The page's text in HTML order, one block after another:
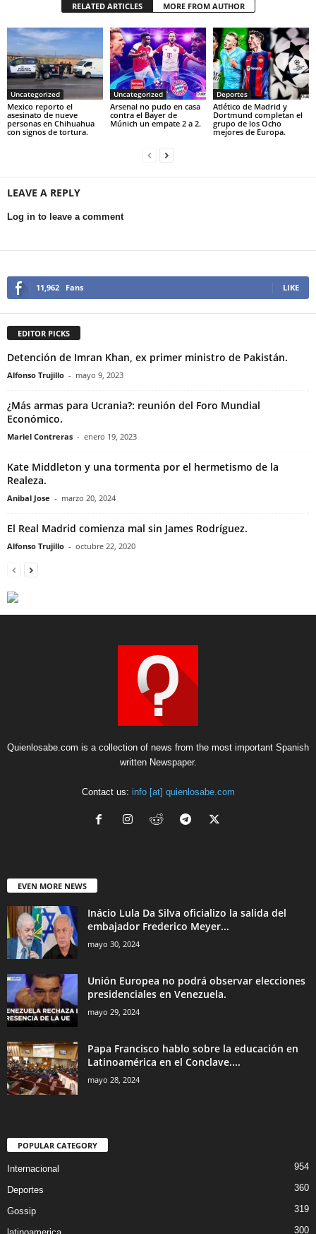
RELATED ARTICLES MORE FROM AUTHOR
Uncategorized
Mexico reporto el
asesinato de nueve
personas en Chihuahua
con signos de tortura.
Uncategorized
Arsenal no pudo en casa
contra el Bayer de
Múnich un empate 2 a 2.
Deportes
Atlético de Madrid y
Dortmund completan el
grupo de los Ocho
mejores de Europa.
LEAVE A REPLY
Log in to leave a comment
11,962 Fans LIKE
EDITOR PICKS
Detención de Imran Khan, ex primer ministro de Pakistán.
Alfonso Trujillo - mayo 9, 2023
¿Más armas para Ucrania?: reunión del Foro Mundial
Económico.
Mariel Contreras - enero 19, 2023
Kate Middleton y una tormenta por el hermetismo de la
Realeza.
Anibal Jose - marzo 20, 2024
El Real Madrid comienza mal sin James Rodríguez.
Alfonso Trujillo - octubre 22, 2020
Quienlosabe.com is a collection of news from the most important Spanish
written Newspaper.
Contact us: info [at] quienlosabe.com
EVEN MORE NEWS
Inácio Lula Da Silva oficializo la salida del
embajador Frederico Meyer...
mayo 30, 2024
Unión Europea no podrá observar elecciones
presidenciales en Venezuela.
mayo 29, 2024
Papa Francisco hablo sobre la educación en
Latinoamérica en el Conclave....
mayo 28, 2024
POPULAR CATEGORY
Internacional 954
Deportes 360
Gossip 319
300